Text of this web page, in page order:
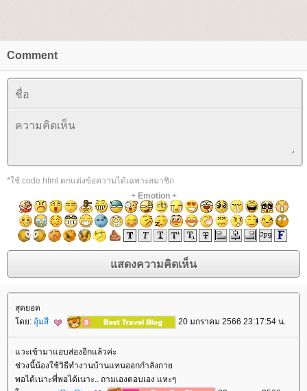
Comment
*ใช้ code html ตกแต่งข้อความได้เฉพาะสมาชิก
+ Emotion+
สุดยอด
ดย: อุ้มสี 20 มกราคม 2566 23:17:54 น.
วะเข้ามาแอบส่องอีกแล้วค่ะ
ช่วงนี้น้องใช้วิธีทำงานบ้านแทนออกกำลังกา
พอได้เนาะพี่พอได้เนาะ.. ถามเองตอบเอง แหะๆ